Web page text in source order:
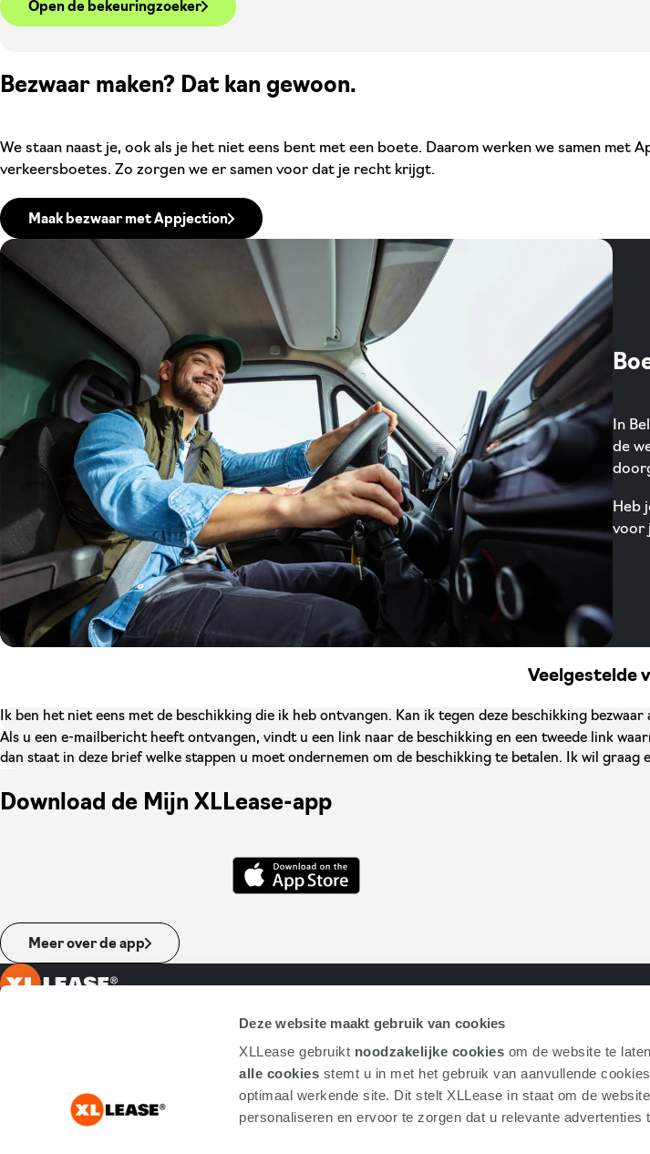
Deze website maakt gebruik van cookies
XLLease gebruikt noodzakelijke cookies om de website te
alle cookies stemt u in met het gebruik van aanvullende
optimaal werkende site. Dit stelt XLLease in staat om de
personaliseren en ervoor te zorgen dat u relevante advertenties
Open de bekeuringzoeker
Bezwaar maken? Dat kan gewoon.
We staan naast je, ook als je het niet eens bent met een boete. Daarom werken we samen
verkeersboetes. Zo zorgen we er samen voor dat je recht krijgt.
Maak bezwaar met Appjection
In
de
Heb
voor
Veelgestelde
Ik ben het niet eens met de beschikking die ik heb ontvangen. Kan ik tegen deze beschikking bezwaar
Als u een e-mailbericht heeft ontvangen, vindt u een link naar de beschikking en een tweede link
dan staat in deze brief welke
Download de Mijn XLLease-app
Meer over de app
+31334549560 Berijdersdesk
info@xllease.nl
Full operational lease
Occasion lease
Elektrisch leasen
Vriendendeals
Voor berijders
Voor
Direct een offerte
Advies aanvragen